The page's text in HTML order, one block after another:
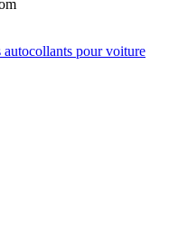
pour voiture